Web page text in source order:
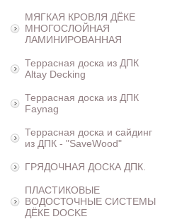
МЯГКАЯ КРОВЛЯ ДЁКЕ
МНОГОСЛОЙНАЯ
ЛАМИНИРОВАННАЯ
Террасная доска из ДПК
Altay Decking
Террасная доска из ДПК
Faynag
Террасная доска и сайдинг
из ДПК - "SaveWood"
ГРЯДОЧНАЯ ДОСКА ДПК.
ПЛАСТИКОВЫЕ
ВОДОСТОЧНЫЕ СИСТЕМЫ
ДЁКЕ DOCKE